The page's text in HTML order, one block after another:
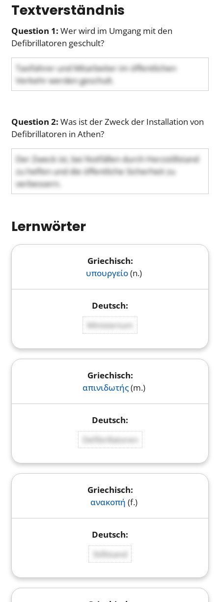
Textverständnis
Question 1: Wer wird im Umgang mit den
Defibrillatoren geschult?
Taxifahrer und Mitarbeiter im öffentlichen
Verkehr werden geschult.
Question 2: Was ist der Zweck der Installation von
Defibrillatoren in Athen?
Der Zweck ist, bei Notfällen durch Herzstillstand
zu helfen und die öffentliche Sicherheit zu
verbessern.
Lernwörter
υπουργείο(n.)
Ministerium
απινιδωτής(m.)
Defibrillatoren
ανακοπή (f.)
Stillstand